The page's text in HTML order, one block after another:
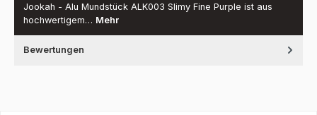
Jookah - Alu Mundstück ALK003 Slimy Fine Purple ist aus
hochwertigem… Mehr
Bewertungen